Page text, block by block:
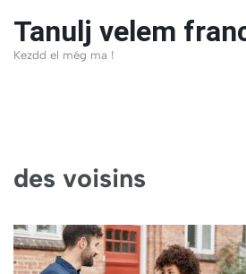
Tanulj velem
Kezdd el még ma !
des voisins